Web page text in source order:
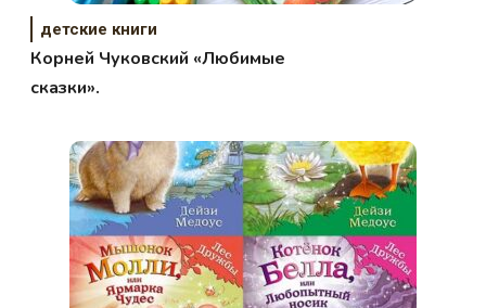
детские книги
Корней Чуковский «Любимые
сказки».